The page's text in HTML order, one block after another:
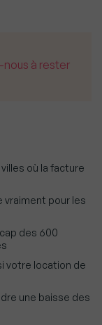
à rester
où la facture
vraiment pour les
des 600
votre location de
une baisse des